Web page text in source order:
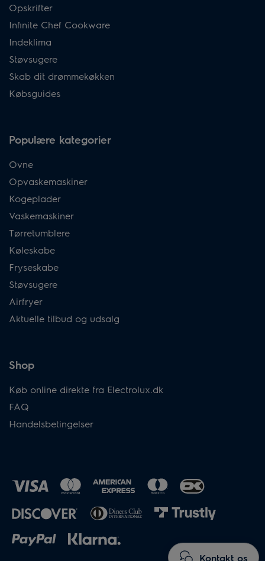
Kontakt os
Opskrifter
Infinite Chef Cookware
Indeklima
Støvsugere
Skab dit drømmekøkken
Købsguides
Populære kategorier
Ovne
Opvaskemaskiner
Kogeplader
Vaskemaskiner
Tørretumblere
Køleskabe
Fryseskabe
Støvsugere
Airfryer
Aktuelle tilbud og udsalg
Shop
Køb online direkte fra Electrolux.dk
FAQ
Handelsbetingelser